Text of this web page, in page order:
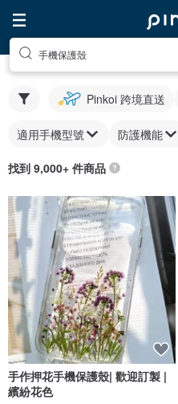
手機保護殼
Pinkoi 跨境直送
適用手機型號 防護機能
找到 9,000+ 件商品
手作押花手機保護殼| 歡迎訂製 |
繽紛花色